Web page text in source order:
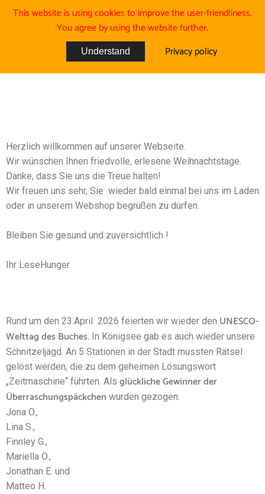
Herzlich willkommen auf unserer Webseite.
Wir wünschen Ihnen friedvolle, erlesene Weihnachtstage.
Danke, dass Sie uns die Treue halten!
Wir freuen uns sehr, Sie wieder bald einmal bei uns im Laden
oder in unserem Webshop begrüßen zu dürfen.
Bleiben Sie gesund und zuversichtlich !
Ihr LeseHunger
Rund um den 23.April 2026 feierten wir wieder den UNESCO-
Welttag des Buches. In Königsee gab es auch wieder unsere
Schnitzeljagd. An 5 Stationen in der Stadt mussten Rätsel
gelöst werden, die zu dem geheimen Lösungswort
„Zeitmaschine“ führten. Als glückliche Gewinner der
Überraschungspäckchen wurden gezogen:
Jona O.,
Lina S.,
Finnley G.,
Mariella O.,
Jonathan E. und
Matteo H.
This website is using cookies to improve the user-friendliness.
You agree by using the website further.
Understand Privacy policy